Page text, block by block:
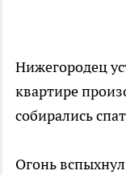
Нижегородец
квартире
собирались
Огонь